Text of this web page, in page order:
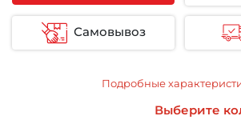
Самовывоз
Подробные
Выберите